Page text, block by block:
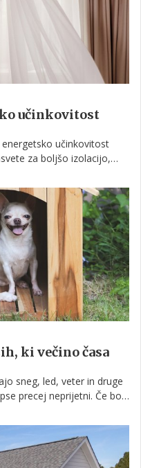
učinkovitost
učinkovitost
za boljšo izolacijo,
in povečujejo udobje.
ki večino časa
sneg, led, veter in druge
precej neprijetni. Če bo
pasji uti.